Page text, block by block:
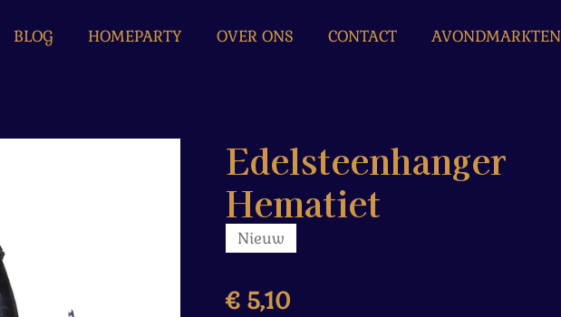
BLOG HOMEPARTY OVER ONS CONTACT AVONDMARKTEN
Edelsteenhanger
Hematiet
Nieuw
€ 5,10